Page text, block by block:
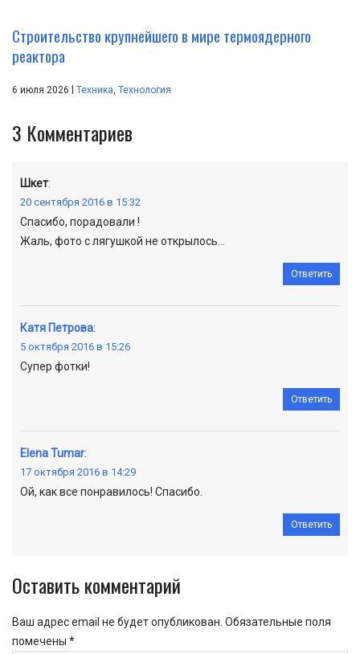
Строительство крупнейшего в мире термоядерного
реактора
6 июля 2026 Техника, Технология
3 Комментариев
Шкет:
20 сентября 2016 в 15:32
Спасибо, порадовали !
Жаль, фото с лягушкой не открылось…
Ответить
Катя Петрова:
5 октября 2016 в 15:26
Супер фотки!
Ответить
Elena Tumar:
17 октября 2016 в 14:29
Ой, как все понравилось! Спасибо.
Ответить
Оставить комментарий
Ваш адрес email не будет опубликован. Обязательные поля
помечены *